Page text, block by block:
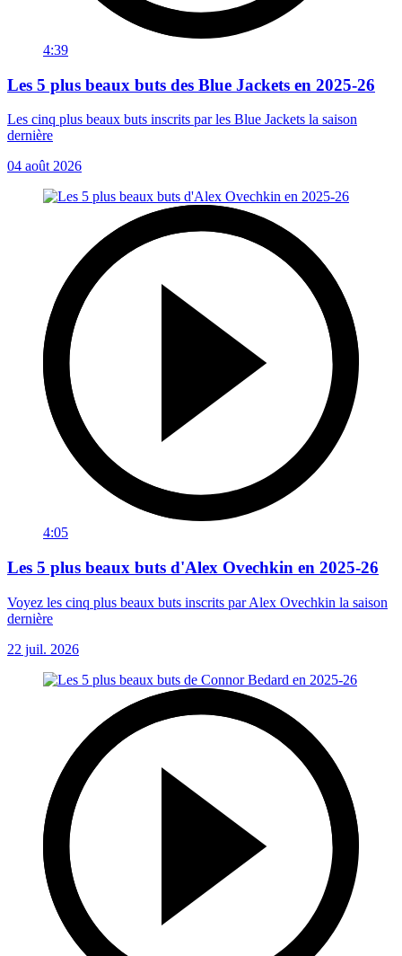
4:39
Les 5 plus beaux buts des Blue Jackets en 2025-26
Les cinq plus beaux buts inscrits par les Blue Jackets la saison
dernière
04 août 2026
4:05
Les 5 plus beaux buts d'Alex Ovechkin en 2025-26
Voyez les cinq plus beaux buts inscrits par Alex Ovechkin la saison
dernière
22 juil. 2026